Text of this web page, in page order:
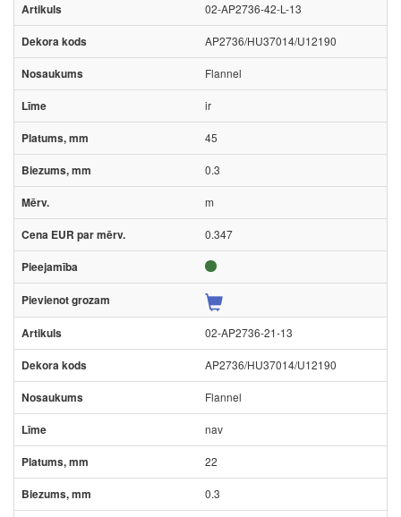
02-AP2736-42-L-13
AP2736/HU37014/U12190
Flannel
ir
45
0.3
m
0.347
02-AP2736-21-13
AP2736/HU37014/U12190
Flannel
nav
22
0.3